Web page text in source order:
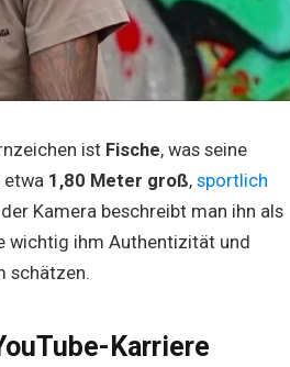
ist Fische, was seine
etwa 1,80 Meter groß, sportlich
Kamera beschreibt man ihn als
wichtig ihm Authentizität und
schätzen.
Karriere